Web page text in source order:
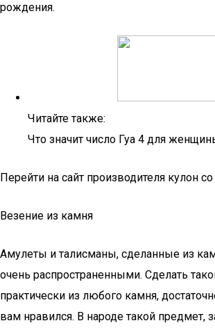
рождения.
Читайте также:
Что значит число Гуа 4 для
Перейти на сайт производителя кулон
Везение из камня
Амулеты и талисманы, сделанные из
очень распространенными. Сделать
практически из любого камня,
вам нравился. В народе такой предмет,